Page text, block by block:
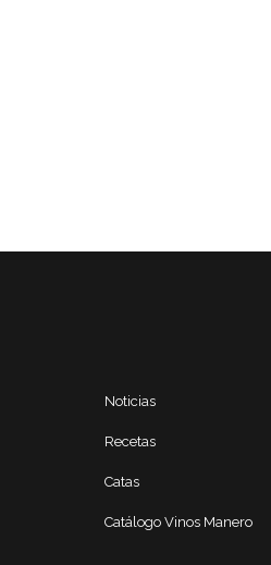
Noticias
Recetas
Catas
Catálogo Vinos Manero